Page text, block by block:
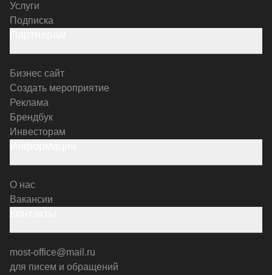
Услуги
Подписка
Бизнес сайт
Создать мероприятие
Реклама
Брендбук
Инвесторам
О нас
Вакансии
most-office@mail.ru
для писем и обращений